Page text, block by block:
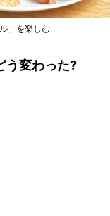
」を楽しむ
う変わった?